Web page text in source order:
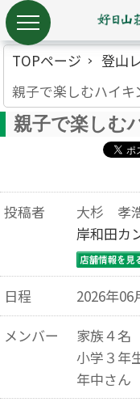
TOPページ
登山
親子で楽しむハイ
親子で楽しむ
投稿者
大杉 孝
岸和田カ
日程
2026年06
メンバー
家族４名
小学３年
年中さん